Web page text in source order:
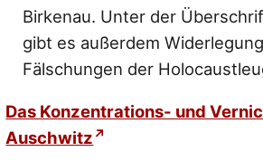
Birkenau. Unter der
gibt es außerdem
Fälschungen der
Das Konzentrations- und
Auschwitz